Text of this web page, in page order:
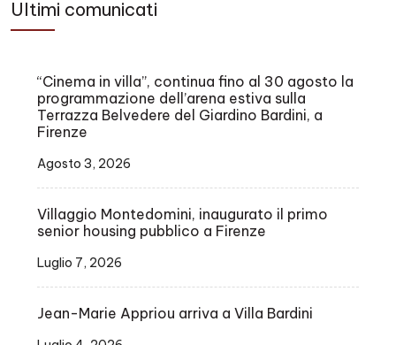
Ultimi comunicati
“Cinema in villa”, continua fino al 30 agosto la
programmazione dell’arena estiva sulla
Terrazza Belvedere del Giardino Bardini, a
Firenze
Agosto 3, 2026
Villaggio Montedomini, inaugurato il primo
senior housing pubblico a Firenze
Luglio 7, 2026
Jean-Marie Appriou arriva a Villa Bardini